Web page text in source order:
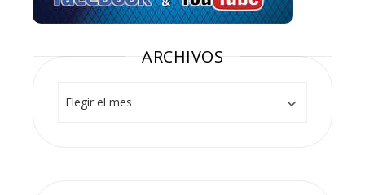
ARCHIVOS